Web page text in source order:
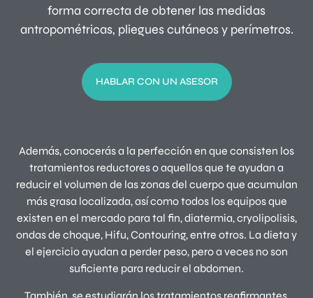
forma correcta de obtener las medidas
antropométricas, pliegues cutáneos y perímetros.
HABLAR CON UN ASESOR
Además, conocerás a la perfección en que consisten los
tratamientos reductores o aquellos que te ayudan a
reducir el volumen de las zonas del cuerpo que acumulan
más grasa localizada, así como todos los equipos que
existen en el mercado para tal fin, diatermia, cryolipolisis,
ondas de choque, Hifu, Contouring, entre otros. La dieta y
el ejercicio ayudan a perder peso, pero a veces no son
suficiente para reducir el abdomen.
También, se estudiarán los tratamientos reafirmantes,